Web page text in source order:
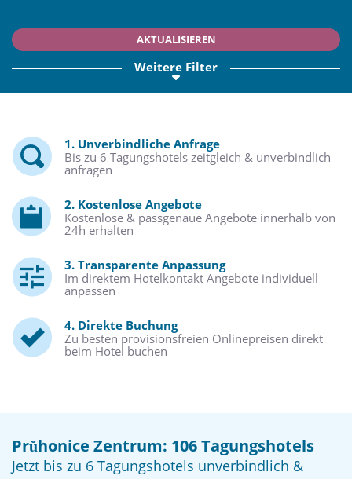
AKTUALISIEREN
Weitere Filter
1. Unverbindliche Anfrage
Bis zu 6 Tagungshotels zeitgleich & unverbindlich
anfragen
2. Kostenlose Angebote
Kostenlose & passgenaue Angebote innerhalb von
24h erhalten
3. Transparente Anpassung
Im direktem Hotelkontakt Angebote individuell
anpassen
4. Direkte Buchung
Zu besten provisionsfreien Onlinepreisen direkt
beim Hotel buchen
Prŭhonice Zentrum: 106 Tagungshotels
Jetzt bis zu 6 Tagungshotels unverbindlich &